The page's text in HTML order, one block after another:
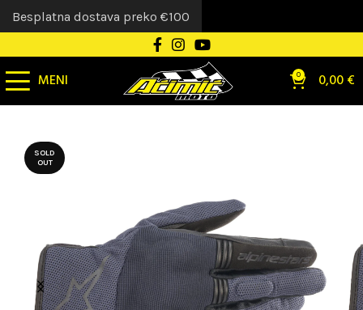
MENI 0 0,00€
SOLD
OUT
Besplatna dostava preko €100